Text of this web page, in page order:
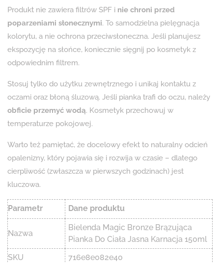
Produkt nie zawiera filtrów SPF i nie chroni przed
poparzeniami słonecznymi. To samodzielna pielęgnacja
kolorytu, a nie ochrona przeciwsłoneczna. Jeśli planujesz
ekspozycję na słońce, koniecznie sięgnij po kosmetyk z
odpowiednim filtrem.
Stosuj tylko do użytku zewnętrznego i unikaj kontaktu z
oczami oraz błoną śluzową. Jeśli pianka trafi do oczu, należy
obficie przemyć wodą. Kosmetyk przechowuj w
temperaturze pokojowej.
Warto też pamiętać, że docelowy efekt to naturalny odcień
opalenizny, który pojawia się i rozwija w czasie – dlatego
cierpliwość (zwłaszcza w pierwszych godzinach) jest
kluczowa.
Parametr Dane produktu
Nazwa
Bielenda Magic Bronze Brązująca
Pianka Do Ciała Jasna Karnacja 150ml
SKU
716e8e082e40